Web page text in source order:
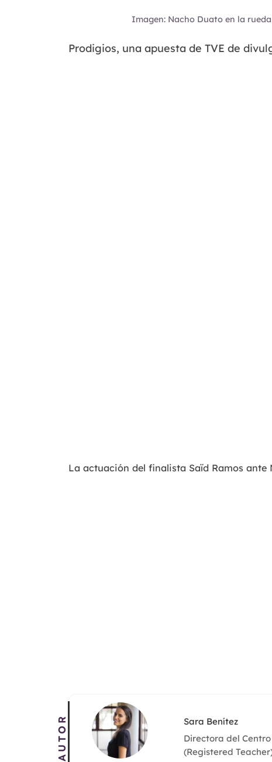
Imagen: Nacho Duato en la
Prodigios, una apuesta de TVE de
La actuación del finalista Saïd Ramos ante
AUTOR
Sara Benítez
Directora del
(Registered